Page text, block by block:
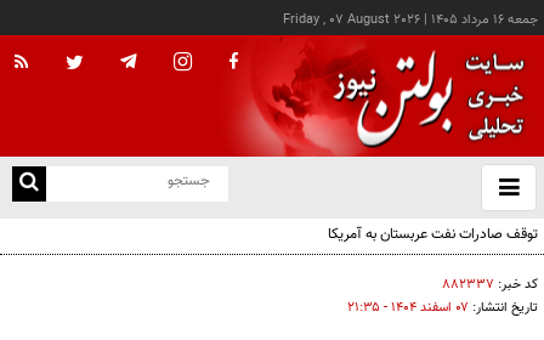
جمعه ۱۶ مرداد ۱۴۰۵ |
Friday , 07 August 2026
باز
و
توقف صادرات نفت عربستان به آمریکا
کد خبر: ۸۸۲۳۳۷
تاریخ انتشار: ۰۷ اسفند ۱۴۰۴ - ۲۱:۳۵